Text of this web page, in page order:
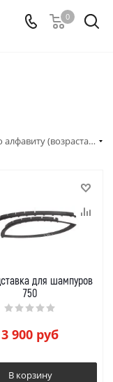
0
По алфавиту (возрастание)
для шампуров
750
3 900 руб
В корзину